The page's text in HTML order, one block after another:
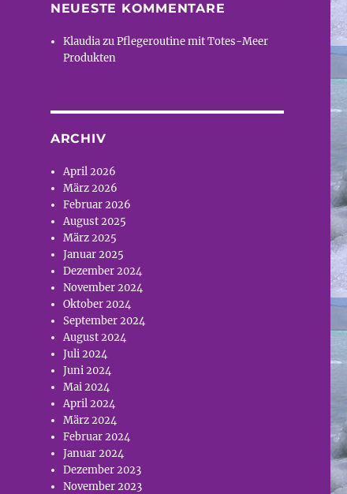
NEUESTE KOMMENTARE
KlaudiazuPflegeroutine mit Totes-Meer
Produkten
ARCHIV
April 2026
März 2026
Februar 2026
August 2025
März 2025
Januar 2025
Dezember 2024
November 2024
Oktober 2024
September 2024
August 2024
Juli 2024
Juni 2024
Mai 2024
April 2024
März 2024
Februar 2024
Januar 2024
Dezember 2023
November 2023